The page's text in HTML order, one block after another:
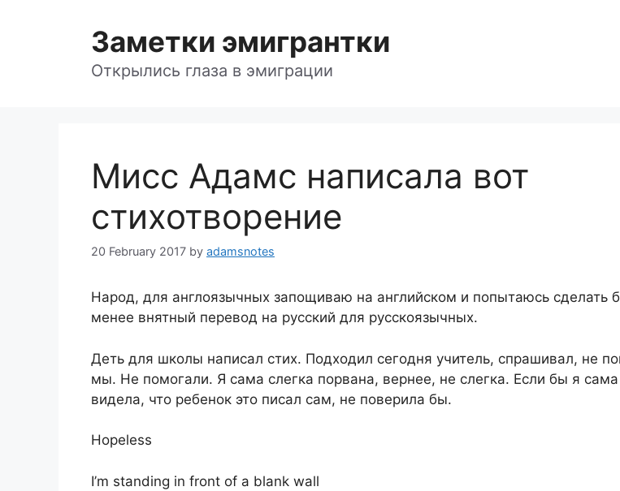
Заметки эмигрантки
Открылись глаза в эмиграции
Мисс Адамс написала вот
стихотворение
20 February 2017 by adamsnotes
Народ, для англоязычных запощиваю на английском и попытаюсь сделать
менее внятный перевод на русский для русскоязычных.
Деть для школы написал стих. Подходил сегодня учитель, спрашивал, не
мы. Не помогали. Я сама слегка порвана, вернее, не слегка. Если бы я
видела, что ребенок это писал сам, не поверила бы.
Hopeless
I’m standing in front of a blank wall